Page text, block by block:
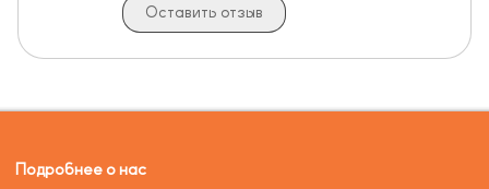
Оставить отзыв
Подробнее о нас